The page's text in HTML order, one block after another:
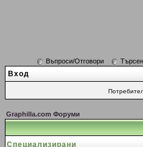
Въпроси/Отговори
Вход
Graphilla.com Форуми
Специализирани